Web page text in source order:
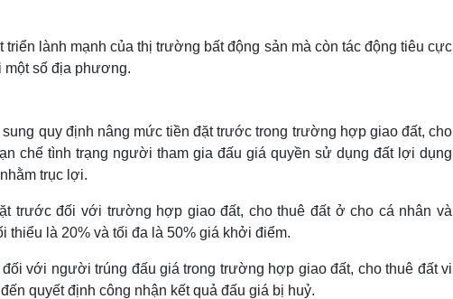
lành mạnh của thị trường bất động sản mà còn tác động tiêu cực
một số địa phương.
quy định nâng mức tiền đặt trước trong trường hợp giao đất, cho
chế tình trạng người tham gia đấu giá quyền sử dụng đất lợi dụng
trục lợi.
trước đối với trường hợp giao đất, cho thuê đất ở cho cá nhân và
là 20% và tối đa là 50% giá khởi điểm.
với người trúng đấu giá trong trường hợp giao đất, cho thuê đất vi
quyết định công nhận kết quả đấu giá bị huỷ.